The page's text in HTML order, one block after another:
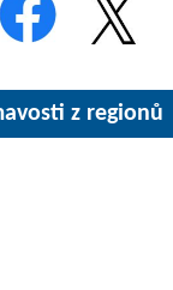
z regionů